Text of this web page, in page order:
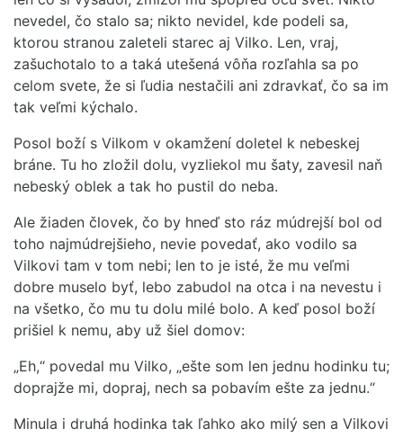
nevedel, čo stalo sa; nikto nevidel, kde podeli sa,
ktorou stranou zaleteli starec aj Vilko. Len, vraj,
zašuchotalo to a taká utešená vôňa rozľahla sa po
celom svete, že si ľudia nestačili ani zdravkať, čo sa im
tak veľmi kýchalo.
Posol boží s Vilkom v okamžení doletel k nebeskej
bráne. Tu ho zložil dolu, vyzliekol mu šaty, zavesil naň
nebeský oblek a tak ho pustil do neba.
Ale žiaden človek, čo by hneď sto ráz múdrejší bol od
toho najmúdrejšieho, nevie povedať, ako vodilo sa
Vilkovi tam v tom nebi; len to je isté, že mu veľmi
dobre muselo byť, lebo zabudol na otca i na nevestu i
na všetko, čo mu tu dolu milé bolo. A keď posol boží
prišiel k nemu, aby už šiel domov:
„Eh,“ povedal mu Vilko, „ešte som len jednu hodinku tu;
doprajže mi, dopraj, nech sa pobavím ešte za jednu.“
Minula i druhá hodinka tak ľahko ako milý sen a Vilkovi